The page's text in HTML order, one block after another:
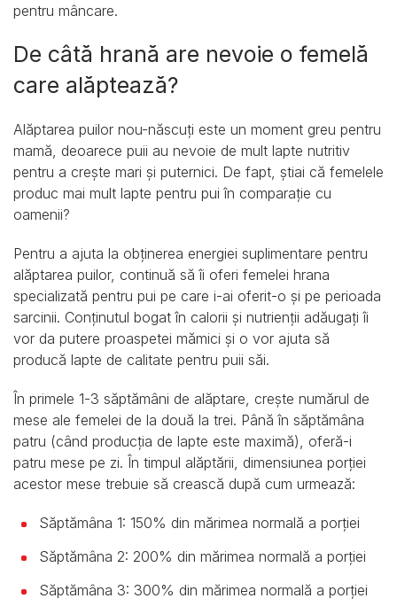
pentru mâncare.
De câtă hrană are nevoie o femelă
care alăptează?
Alăptarea puilor nou-născuți este un moment greu pentru
mamă, deoarece puii au nevoie de mult lapte nutritiv
pentru a crește mari și puternici. De fapt, știai că femelele
produc mai mult lapte pentru pui în comparație cu
oamenii?
Pentru a ajuta la obținerea energiei suplimentare pentru
alăptarea puilor, continuă să îi oferi femelei hrana
specializată pentru pui pe care i-ai oferit-o și pe perioada
sarcinii. Conținutul bogat în calorii și nutrienții adăugați îi
vor da putere proaspetei mămici și o vor ajuta să
producă lapte de calitate pentru puii săi.
În primele 1-3 săptămâni de alăptare, crește numărul de
mese ale femelei de la două la trei. Până în săptămâna
patru (când producția de lapte este maximă), oferă-i
patru mese pe zi. În timpul alăptării, dimensiunea porției
acestor mese trebuie să crească după cum urmează:
Săptămâna 1: 150% din mărimea normală a porției
Săptămâna 2: 200% din mărimea normală a porției
Săptămâna 3: 300% din mărimea normală a porției